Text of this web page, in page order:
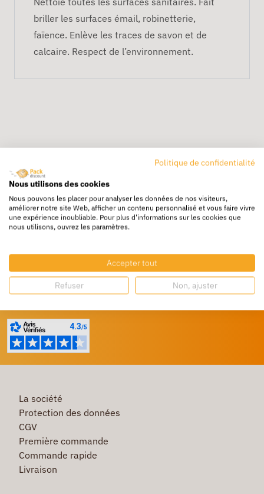
briller les surfaces émail, robinetterie,
faïence. Enlève les traces de savon et de
calcaire. Respect de l’environnement.
Livraison rapide
24/72h partout en europe
Livraison gratuite
Dès 250€ HT d’achat
Profitez de prix bas toute l’année
Besoin d'aide ?
La société
Protection des données
CGV
Première commande
Commande rapide
Livraison
Politique de confidentialité
Nous utilisons des cookies
Nous pouvons les placer pour analyser les données de nos visiteurs,
améliorer notre site Web, afficher un contenu personnalisé et vous faire vivre
une expérience inoubliable. Pour plus d'informations sur les cookies que
nous utilisons, ouvrez les paramètres.
Accepter tout
Refuser Non, ajuster